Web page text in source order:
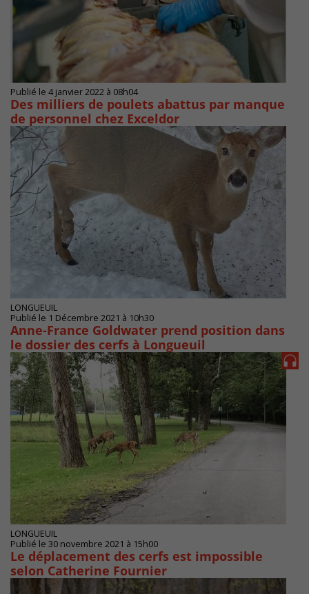
Publié le 4 janvier 2022 à 08h04
Des milliers de poulets abattus par manque
de personnel chez Exceldor
LONGUEUIL
Publié le 1 Décembre 2021 à 10h30
Anne-France Goldwater prend position dans
le dossier des cerfs à Longueuil
LONGUEUIL
Publié le 30 novembre 2021 à 15h00
Le déplacement des cerfs est impossible
selon Catherine Fournier